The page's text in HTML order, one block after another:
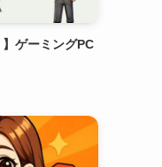
】ゲーミングPC